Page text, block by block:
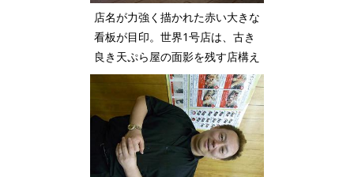
店名が力強く描かれた赤い大きな
看板が目印。世界1号店は、古き
良き天ぷら屋の面影を残す店構え